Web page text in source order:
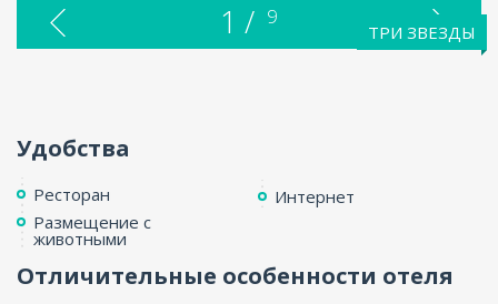
ТРИ ЗВЕЗДЫ
1 / 9
Удобства
Ресторан
Размещение с
животными
Интернет
Отличительные особенности отеля